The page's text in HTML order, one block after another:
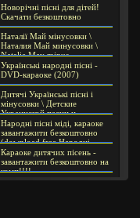
плюсы \ Ukrainian songs
about school - org and
minusa
Новорічні пісні для дітей!
Скачати безкоштовно
Наталії Май мінусовки \
Наталия Май минусовки \
Natalie May minus
Українські народні пісні -
DVD-караоке (2007)
Дитячі Українські пісні і
мінусовки \ Детские
Украинской песни и
минусовки \ Nursery songs
and Ukrainian mynusovky
Народні пісні міді, караоке
завантажити безкоштовно
(download free Народні
пісні midi, karaoke)
Караоке дитячих пісень -
завантажити безкоштовно на
комп!!!!